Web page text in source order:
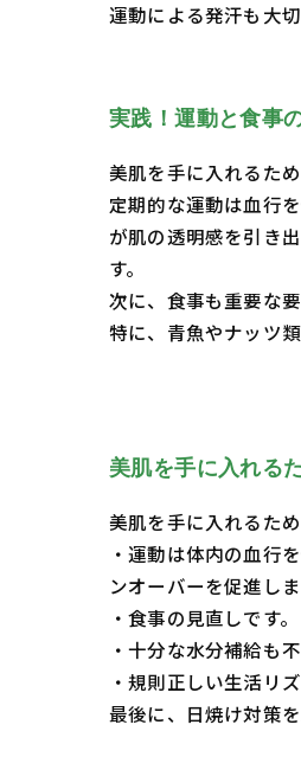
運動による発汗も大
実践！運動と食事
美肌を手に入れるた
定期的な運動は血行
が肌の透明感を引き
す。
次に、食事も重要な
特に、青魚やナッツ
美肌を手に入れる
美肌を手に入れるた
・運動は体内の血行
ンオーバーを促進しま
・食事の見直しです
・十分な水分補給も
・規則正しい生活リ
最後に、日焼け対策